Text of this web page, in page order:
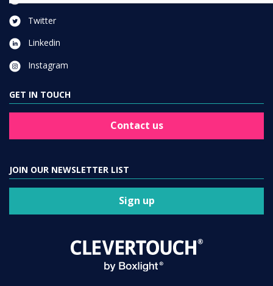
Twitter
Linkedin
Instagram
GET IN TOUCH
Contact us
JOIN OUR NEWSLETTER LIST
Sign up